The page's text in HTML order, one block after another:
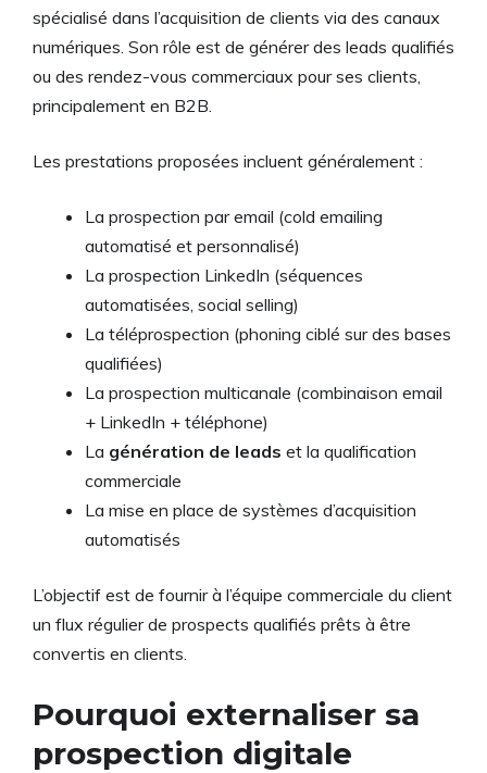
spécialisé dans l’acquisition de clients via des canaux
numériques. Son rôle est de générer des leads qualifiés
ou des rendez-vous commerciaux pour ses clients,
principalement en B2B.
Les prestations proposées incluent généralement :
La prospection par email (cold emailing
automatisé et personnalisé)
La prospection LinkedIn (séquences
automatisées, social selling)
La téléprospection (phoning ciblé sur des bases
qualifiées)
La prospection multicanale (combinaison email
+ LinkedIn + téléphone)
La génération de leads et la qualification
commerciale
La mise en place de systèmes d’acquisition
automatisés
L’objectif est de fournir à l’équipe commerciale du client
un flux régulier de prospects qualifiés prêts à être
convertis en clients.
Pourquoi externaliser sa
prospection digitale